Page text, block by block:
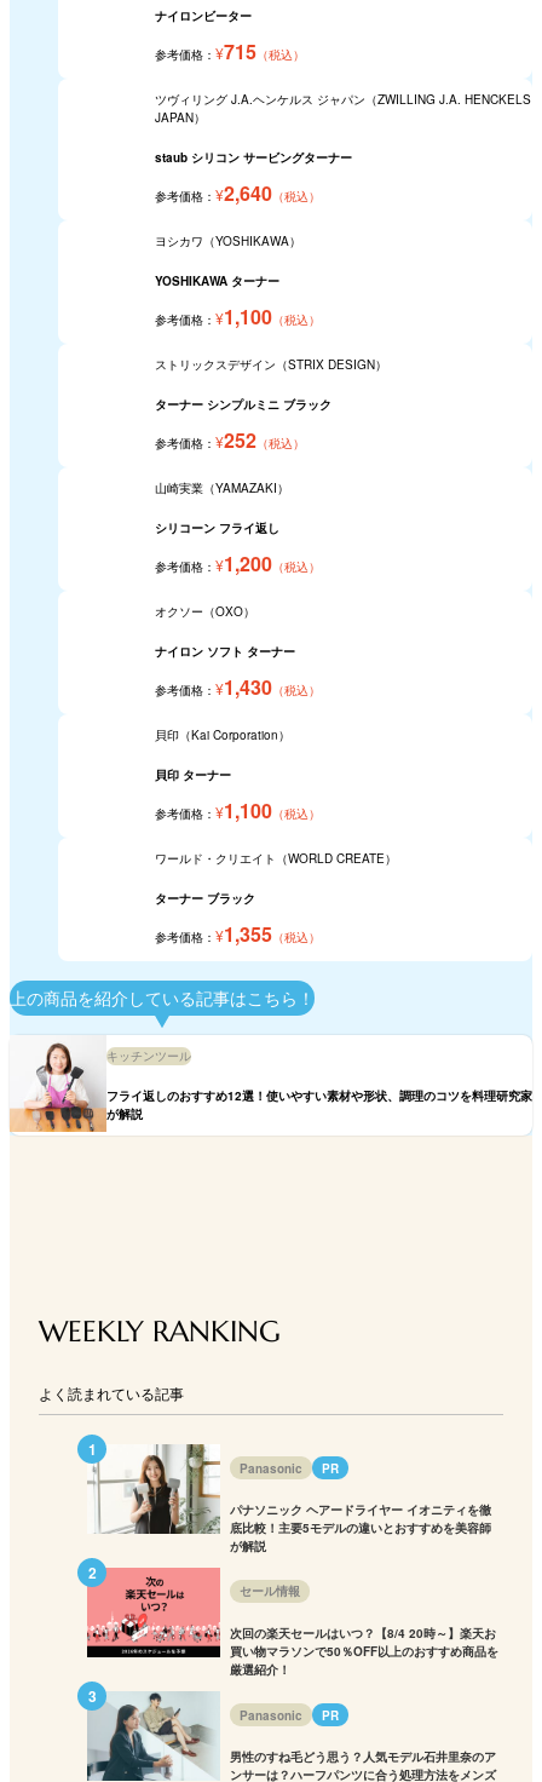
ナイロンビーター
参考価格： ¥715 （税込）
ツヴィリング J.A.ヘンケルス ジャパン（ZWILLING J.A. HENCKELS
JAPAN）
staub シリコン サービングターナー
参考価格： ¥2,640 （税込）
ヨシカワ（YOSHIKAWA）
YOSHIKAWA ターナー
参考価格： ¥1,100 （税込）
ストリックスデザイン（STRIX DESIGN）
ターナー シンプルミニ ブラック
参考価格： ¥252 （税込）
山崎実業（YAMAZAKI）
シリコーン フライ返し
参考価格： ¥1,200 （税込）
オクソー（OXO）
ナイロン ソフト ターナー
参考価格： ¥1,430 （税込）
貝印（Kai Corporation）
貝印 ターナー
参考価格： ¥1,100 （税込）
ワールド・クリエイト（WORLD CREATE）
ターナー ブラック
参考価格： ¥1,355 （税込）
上の商品を紹介している記事はこちら！
キッチンツール
フライ返しのおすすめ12選！使いやすい素材や形状、調理のコツを料理研究家
が解説
WEEKLY RANKING
よく読まれている記事
Panasonic PR
パナソニック ヘアードライヤー イオニティを徹
底比較！主要5モデルの違いとおすすめを美容師
が解説
セール情報
次回の楽天セールはいつ？【8/4 20時～】楽天お
買い物マラソンで50％OFF以上のおすすめ商品を
厳選紹介！
Panasonic PR
男性のすね毛どう思う？人気モデル石井里奈のア
ンサーは？ハーフパンツに合う処理方法をメンズ